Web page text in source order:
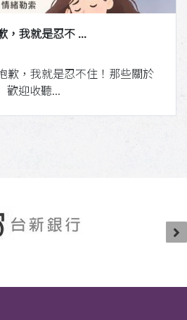
，我就是忍不 ...
歉，我就是忍不住！那些關於
歡迎收聽...